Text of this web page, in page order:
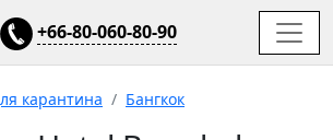
+66-80-060-80-90
карантина Бангкок